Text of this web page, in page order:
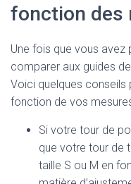
fonction des
Une fois que vous avez
comparer aux guides
Voici quelques conseils
fonction de vos
Si votre tour de
que votre tour de
taille S ou M en